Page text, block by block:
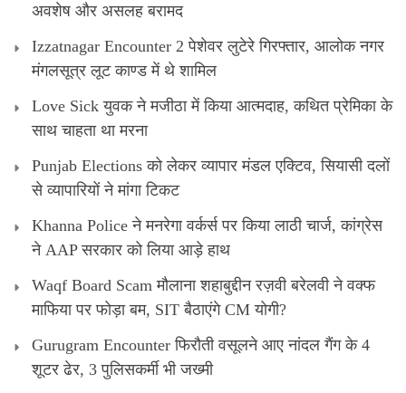
अवशेष और असलह बरामद
Izzatnagar Encounter 2 पेशेवर लुटेरे गिरफ्तार, आलोक नगर
मंगलसूत्र लूट काण्‍ड में थे शामिल
Love Sick युवक ने मजीठा में किया आत्मदाह, कथित प्रेमिका के
साथ चाहता था मरना
Punjab Elections को लेकर व्यापार मंडल एक्टिव, सियासी दलों
से व्यापारियों ने मांगा टिकट
Khanna Police ने मनरेगा वर्कर्स पर किया लाठी चार्ज, कांग्रेस
ने AAP सरकार को लिया आड़े हाथ
Waqf Board Scam मौलाना शहाबुद्दीन रज़वी बरेलवी ने वक्फ
माफिया पर फोड़ा बम, SIT बैठाएंगे CM योगी?
Gurugram Encounter फिरौती वसूलने आए नांदल गैंग के 4
शूटर ढेर, 3 पुलिसकर्मी भी जख्मी